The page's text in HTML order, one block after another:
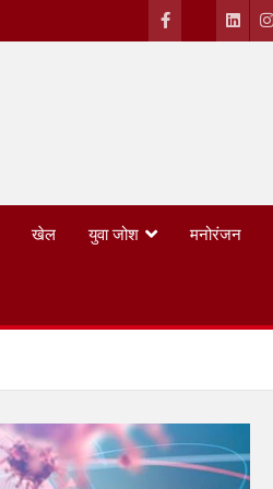
खेल युवा जोश मनोरंजन